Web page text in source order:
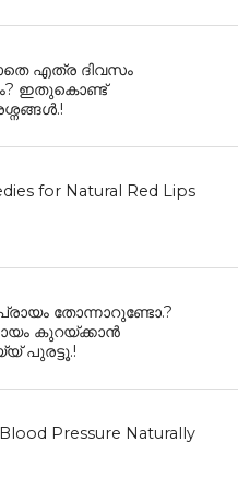
എത്ര ദിവസം
ഇതുകൊണ്ട്
for Natural Red Lips
തോന്നാറുണ്ടോ.?
കുറയ്ക്കാന്‍
പുരട്ടൂ.!
Pressure Naturally